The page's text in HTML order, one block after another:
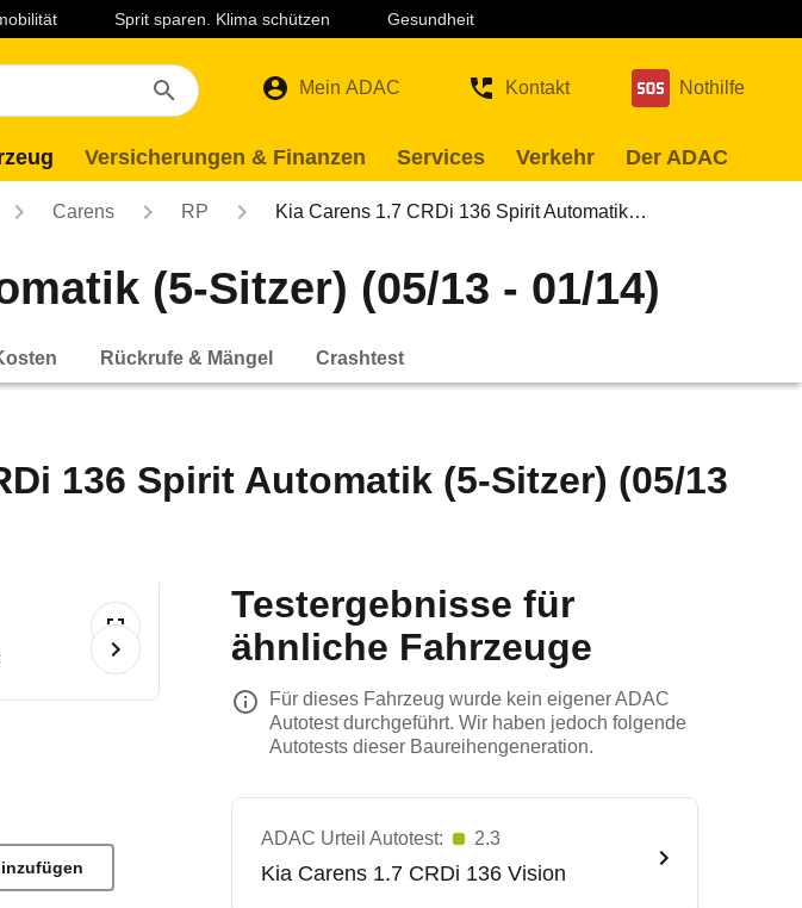
Sprit sparen. Klima schützen Gesundheit
Mein ADAC Kontakt Nothilfe
Versicherungen & Finanzen Services Verkehr Der ADAC
Carens RP Kia Carens 1.7 CRDi 136 Spirit Automatik…
(5-Sitzer) (05/13 - 01/14)
Rückrufe & Mängel Crashtest
136 Spirit Automatik (5-Sitzer) (05/13
Testergebnisse für
ähnliche Fahrzeuge
Für dieses Fahrzeug wurde kein eigener ADAC
Autotest durchgeführt. Wir haben jedoch folgende
Autotests dieser Baureihengeneration.
ADAC Urteil Autotest: 2.3
Kia Carens 1.7 CRDi 136 Vision